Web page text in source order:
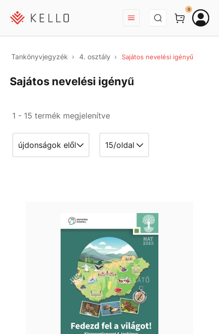
BEJELENTKEZÉS
0
Tankönyvjegyzék 4. osztály Sajátos nevelési igényű
Sajátos nevelési igényű
1 - 15 termék megjelenítve